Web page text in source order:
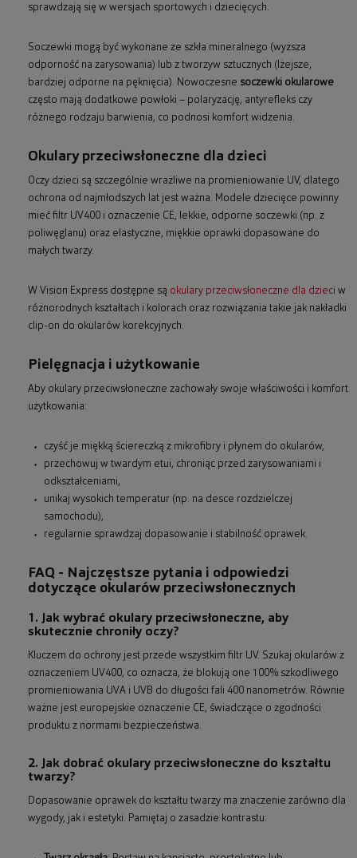
sprawdzają się w wersjach sportowych i dziecięcych.
Soczewki mogą być wykonane ze szkła mineralnego (wyższa
odporność na zarysowania) lub z tworzyw sztucznych (lżejsze,
bardziej odporne na pęknięcia). Nowoczesne soczewki okularowe
często mają dodatkowe powłoki – polaryzację, antyrefleks czy
różnego rodzaju barwienia, co podnosi komfort widzenia.
Okulary przeciwsłoneczne dla dzieci
Oczy dzieci są szczególnie wrażliwe na promieniowanie UV, dlatego
ochrona od najmłodszych lat jest ważna. Modele dziecięce powinny
mieć filtr UV400 i oznaczenie CE, lekkie, odporne soczewki (np. z
poliwęglanu) oraz elastyczne, miękkie oprawki dopasowane do
małych twarzy.
W Vision Express dostępne są okulary przeciwsłoneczne dla dzieci w
różnorodnych kształtach i kolorach oraz rozwiązania takie jak nakładki
clip-on do okularów korekcyjnych.
Pielęgnacja i użytkowanie
Aby okulary przeciwsłoneczne zachowały swoje właściwości i komfort
użytkowania:
czyść je miękką ściereczką z mikrofibry i płynem do okularów,
przechowuj w twardym etui, chroniąc przed zarysowaniami i
odkształceniami,
unikaj wysokich temperatur (np. na desce rozdzielczej
samochodu),
regularnie sprawdzaj dopasowanie i stabilność oprawek.
FAQ - Najczęstsze pytania i odpowiedzi
dotyczące okularów przeciwsłonecznych
1. Jak wybrać okulary przeciwsłoneczne, aby
skutecznie chroniły oczy?
Kluczem do ochrony jest przede wszystkim filtr UV. Szukaj okularów z
oznaczeniem UV400, co oznacza, że blokują one 100% szkodliwego
promieniowania UVA i UVB do długości fali 400 nanometrów. Równie
ważne jest europejskie oznaczenie CE, świadczące o zgodności
produktu z normami bezpieczeństwa.
2. Jak dobrać okulary przeciwsłoneczne do kształtu
twarzy?
Dopasowanie oprawek do kształtu twarzy ma znaczenie zarówno dla
wygody, jak i estetyki. Pamiętaj o zasadzie kontrastu: